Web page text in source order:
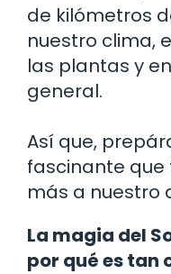
de kilómetros
nuestro clima,
las plantas y
general.
Así que,
fascinante
más a nuestro
La magia del
por qué es tan